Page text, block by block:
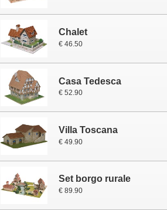
Chalet
€ 46.50
Casa Tedesca
€ 52.90
Villa Toscana
€ 49.90
Set borgo rurale
€ 89.90